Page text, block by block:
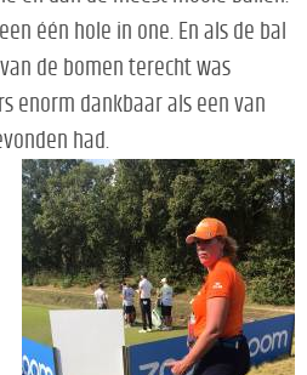
één hole in one. En als de bal
de bomen terecht was
enorm dankbaar als een van
had.